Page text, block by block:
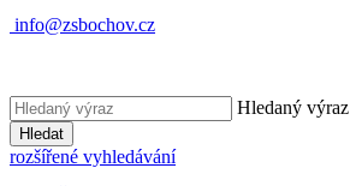
info@zsbochov.cz
Hledaný výraz
Hledat
rozšířené vyhledávání